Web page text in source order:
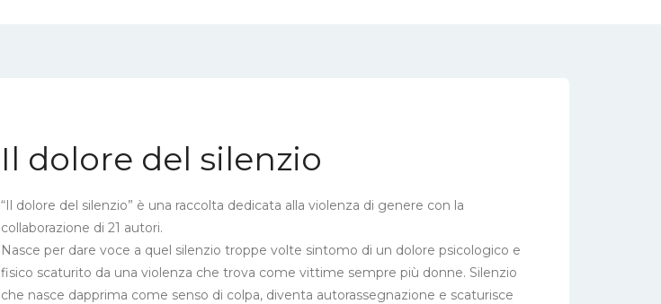
Il dolore del silenzio
“Il dolore del silenzio” è una raccolta dedicata alla violenza di genere con la
collaborazione di 21 autori.
Nasce per dare voce a quel silenzio troppe volte sintomo di un dolore psicologico e
fisico scaturito da una violenza che trova come vittime sempre più donne. Silenzio
che nasce dapprima come senso di colpa, diventa autorassegnazione e scaturisce